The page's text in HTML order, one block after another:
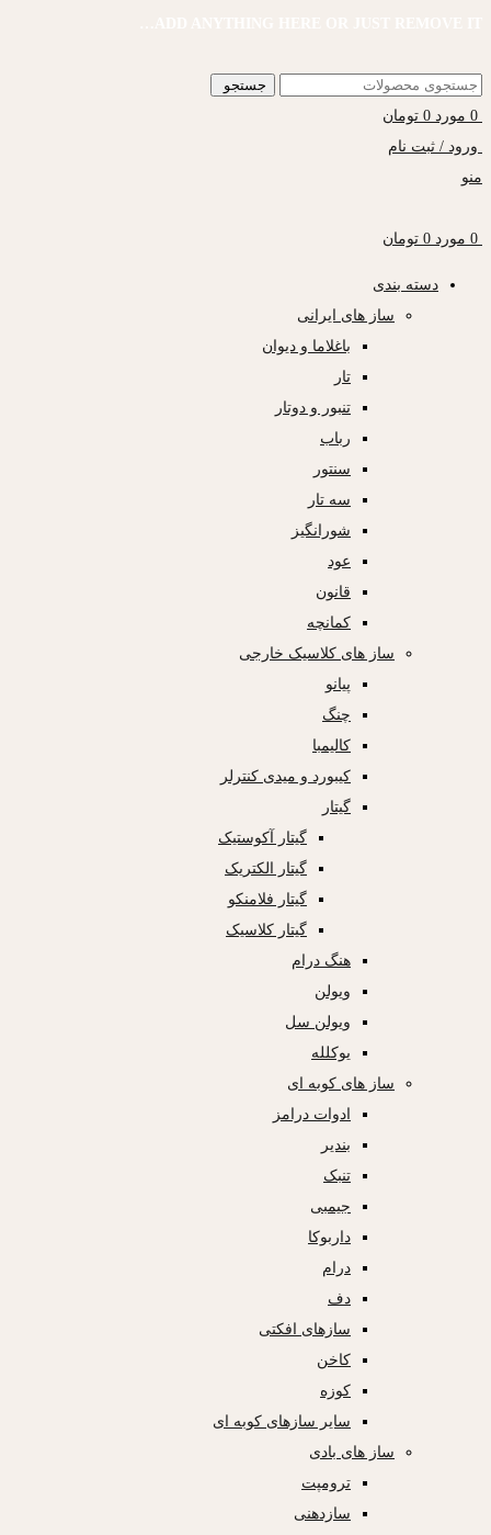
جستجو
0 مورد 0 تومان
ورود / ثبت نام
منو
0 مورد 0 تومان
دسته بندی
ساز های ایرانی
باغلاما و دیوان
تار
تنبور و دوتار
رباب
سنتور
سه تار
شورانگیز
عود
قانون
کمانچه
ساز های کلاسیک خارجی
پیانو
چنگ
کالیمبا
کیبورد و میدی کنترلر
گیتار
گیتار آکوستیک
گیتار الکتریک
گیتار فلامنکو
گیتار کلاسیک
هنگ درام
ویولن
ویولن سل
یوکلله
ساز های کوبه ای
ادوات درامز
بندیر
تنبک
جیمبی
داربوکا
درام
دف
سازهای افکتی
کاخن
کوزه
سایر سازهای کوبه ای
ساز های بادی
ترومپت
سازدهنی